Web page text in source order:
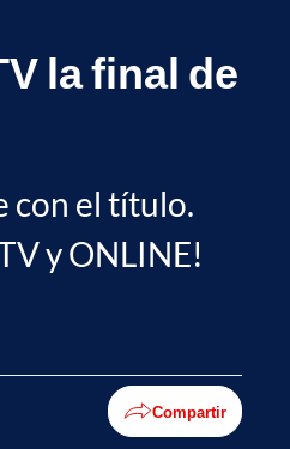
la final de
con el título.
y ONLINE!
Compartir